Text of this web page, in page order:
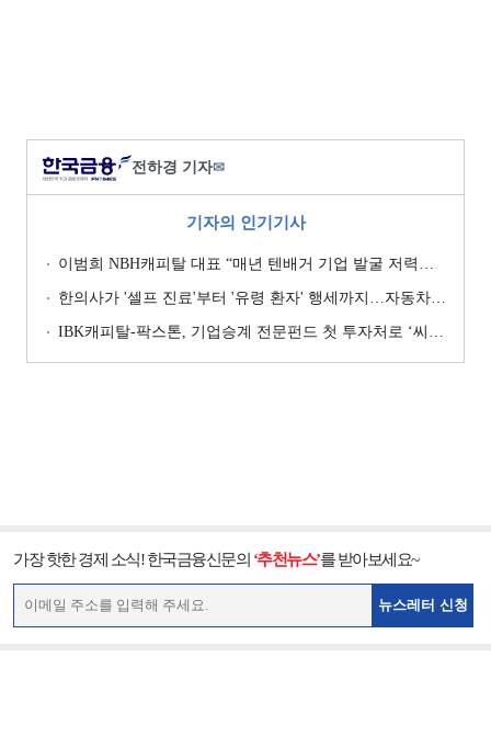
전하경 기자✉
기자의 인기기사
이범희 NBH캐피탈 대표 “매년 텐배거 기업 발굴 저력…올해 ROE 20% 목표”
한의사가 '셀프 진료'부터 '유령 환자' 행세까지…자동차보험 악용 심각 [경상환자 8주룰 도입 초읽기]
IBK캐피탈-팍스톤, 기업승계 전문펀드 첫 투자처로 ‘씨엠디기술단’ 낙점 [캐피탈사 돋보기]
가장 핫한 경제 소식! 한국금융신문의 ‘추천뉴스’를 받아보세요~
뉴스레터 신청